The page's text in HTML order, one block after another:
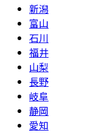
新潟
富山
石川
福井
山梨
長野
岐阜
静岡
愛知